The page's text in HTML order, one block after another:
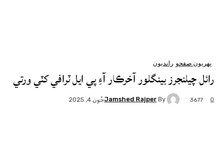
صفحو رانديون
بينگلور آخرڪار آءِ پي ايل ٽرافي کٽي ورتي
By
Jamshed Rajperجُون 4, 2025